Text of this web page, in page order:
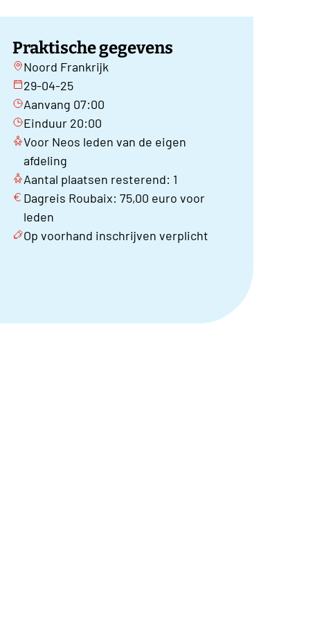
Praktische gegevens
Noord Frankrijk
29-04-25
Aanvang 07:00
Einduur 20:00
Voor Neos leden van de eigen
afdeling
Aantal plaatsen resterend: 1
Dagreis Roubaix: 75,00 euro voor
leden
Op voorhand inschrijven verplicht